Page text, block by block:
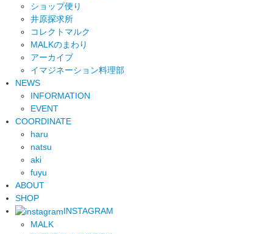
ショップ便り
井原探求所
コレクトマルク
MALKのまわり
アーカイブ
イマジネーション料理部
NEWS
INFORMATION
EVENT
COORDINATE
haru
natsu
aki
fuyu
ABOUT
SHOP
INSTAGRAM
MALK